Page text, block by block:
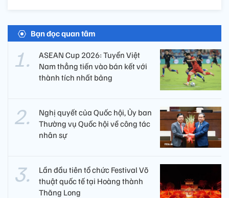
Bạn đọc quan tâm
ASEAN Cup 2026: Tuyển Việt
Nam thẳng tiến vào bán kết với
thành tích nhất bảng
Nghị quyết của Quốc hội, Ủy ban
Thường vụ Quốc hội về công tác
nhân sự
Lần đầu tiên tổ chức Festival Võ
thuật quốc tế tại Hoàng thành
Thăng Long